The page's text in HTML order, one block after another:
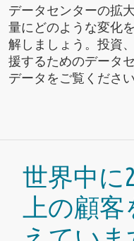
データセンターの拡
量にどのような変化
解しましょう。投資
援するためのデータ
データをご覧ください
世界中に
上の顧